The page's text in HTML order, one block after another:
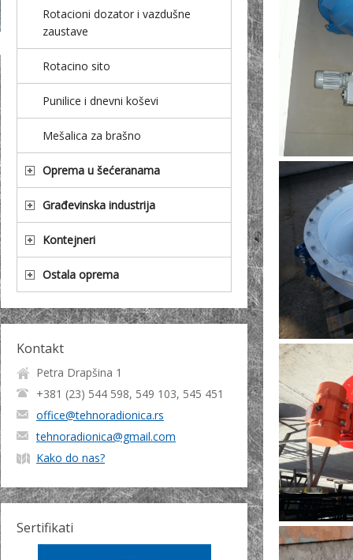
Rotacioni dozator i vazdušne
zaustave
Rotacino sito
Punilice i dnevni koševi
Mešalica za brašno
Oprema u šećeranama
Građevinska industrija
Kontejneri
Ostala oprema
Kontakt
Petra Drapšina 1
+381 (23) 544 598, 549 103, 545 451
office@tehnoradionica.rs
tehnoradionica@gmail.com
Kako do nas?
Sertifikati